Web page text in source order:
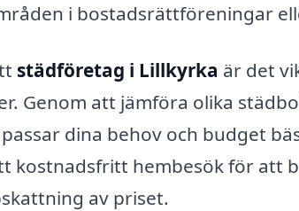
i bostadsrättföreningar
städföretag i Lillkyrka är det
Genom att jämföra olika
dina behov och budget
kostnadsfritt hembesök för att
av priset.